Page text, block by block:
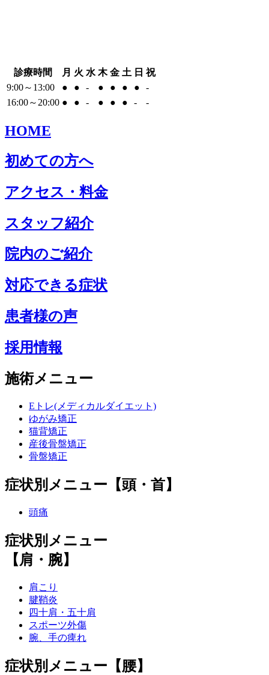
診療時間 月 火 水 木 金 土 日 祝
9:00～13:00
● ● - ● ● ● ●
-
16:00～20:00 ● ● - ● ● ● - -
HOME
初めての方へ
アクセス・料金
スタッフ紹介
院内のご紹介
対応できる症状
患者様の声
採用情報
施術メニュー
Eトレ(メディカルダイエット)
ゆがみ矯正
猫背矯正
産後骨盤矯正
骨盤矯正
症状別メニュー【頭・首】
頭痛
症状別メニュー
【肩・腕】
肩こり
腱鞘炎
四十肩・五十肩
スポーツ外傷
腕、手の痺れ
症状別メニュー【腰】